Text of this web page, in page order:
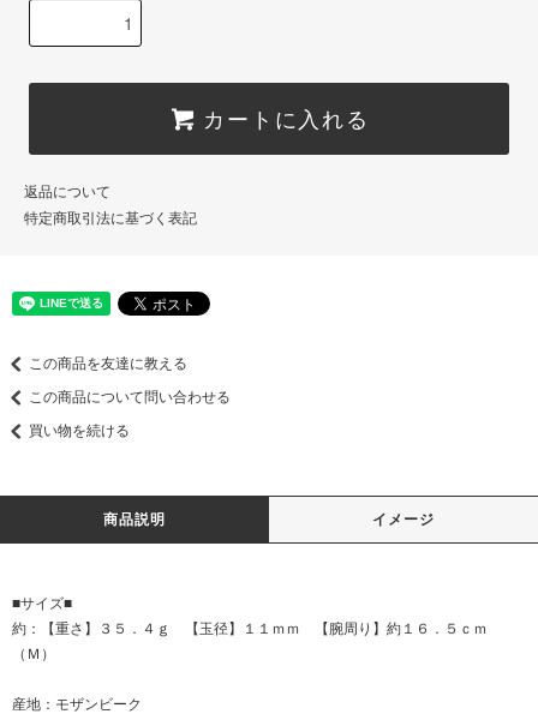
カートに入れる
返品について
特定商取引法に基づく表記
この商品を友達に教える
この商品について問い合わせる
買い物を続ける
商品説明 イメージ
■サイズ■
約：【重さ】３５．４ｇ 【玉径】１１ｍｍ 【腕周り】約１６．５ｃｍ
（Ｍ）
産地：モザンビーク